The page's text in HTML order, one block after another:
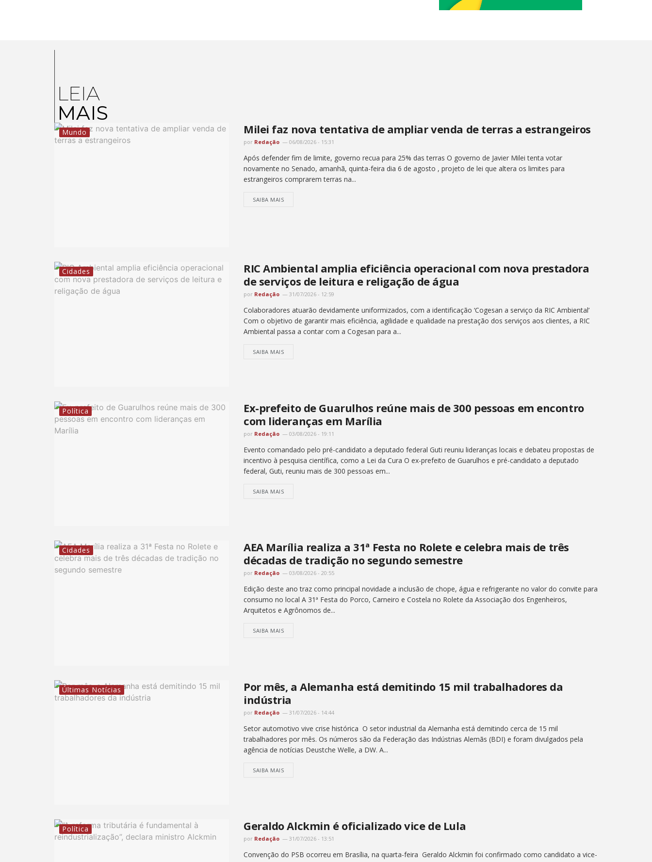
LEIA
MAIS
Mundo Milei faz nova tentativa de ampliar venda de terras a estrangeiros
por Redação 06/08/2026 - 15:31
Após defender fim de limite, governo recua para 25% das terras O governo de Javier Milei tenta votar
novamente no Senado, amanhã, quinta-feira dia 6 de agosto , projeto de lei que altera os limites para
estrangeiros comprarem terras na...
SAIBA MAIS
Cidades
RIC Ambiental amplia eficiência operacional com nova prestadora
de serviços de leitura e religação de água
por Redação 31/07/2026 - 12:59
Colaboradores atuarão devidamente uniformizados, com a identificação ‘Cogesan a serviço da RIC Ambiental’
Com o objetivo de garantir mais eficiência, agilidade e qualidade na prestação dos serviços aos clientes, a RIC
Ambiental passa a contar com a Cogesan para a...
SAIBA MAIS
Política
Ex-prefeito de Guarulhos reúne mais de 300 pessoas em encontro
com lideranças em Marília
por Redação 03/08/2026 - 19:11
Evento comandado pelo pré-candidato a deputado federal Guti reuniu lideranças locais e debateu propostas de
incentivo à pesquisa científica, como a Lei da Cura O ex-prefeito de Guarulhos e pré-candidato a deputado
federal, Guti, reuniu mais de 300 pessoas em...
SAIBA MAIS
Cidades
AEA Marília realiza a 31ª Festa no Rolete e celebra mais de três
décadas de tradição no segundo semestre
por Redação 03/08/2026 - 20:55
Edição deste ano traz como principal novidade a inclusão de chope, água e refrigerante no valor do convite para
consumo no local A 31ª Festa do Porco, Carneiro e Costela no Rolete da Associação dos Engenheiros,
Arquitetos e Agrônomos de...
SAIBA MAIS
Últimas Notícias
Por mês, a Alemanha está demitindo 15 mil trabalhadores da
indústria
por Redação 31/07/2026 - 14:44
Setor automotivo vive crise histórica O setor industrial da Alemanha está demitindo cerca de 15 mil
trabalhadores por mês. Os números são da Federação das Indústrias Alemãs (BDI) e foram divulgados pela
agência de notícias Deustche Welle, a DW. A...
SAIBA MAIS
Política Geraldo Alckmin é oficializado vice de Lula
por Redação 31/07/2026 - 13:51
Convenção do PSB ocorreu em Brasília, na quarta-feira Geraldo Alckmin foi confirmado como candidato a vice-